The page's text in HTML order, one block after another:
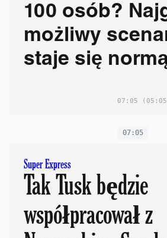
100 osób?
możliwy
staje się
07:05
07:05
Super Express
Tak Tusk będzie
współpracował z